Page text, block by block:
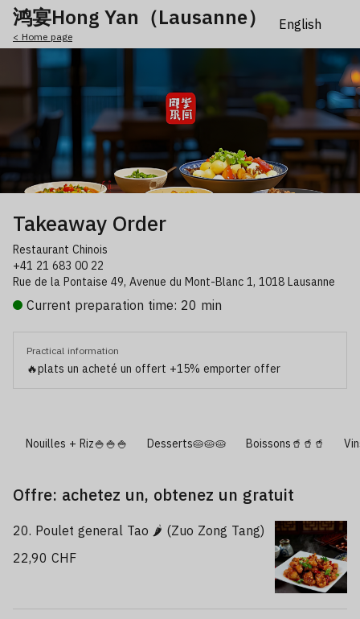
鸿宴Hong Yan（Lausanne）
< Home page
Takeaway Order
Restaurant Chinois
+41 21 683 00 22
Rue de la Pontaise 49, Avenue du Mont-Blanc 1, 1018 Lausanne
Current preparation time: 20 min
Practical information
🔥plats un acheté un offert +15% emporter offer
Nouilles + Riz🍚🍚🍚 Desserts🥧🥧🥧 Boissons🥤🥤🥤
Offre: achetez un, obtenez un gratuit
20. Poulet general Tao 🌶️ (Zuo Zong Tang)
22,90 CHF